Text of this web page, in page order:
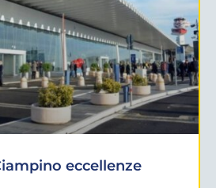
eccellenze